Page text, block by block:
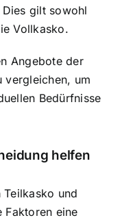
gilt sowohl
Vollkasko.
Angebote der
vergleichen, um
Bedürfnisse
helfen
und
Faktoren eine